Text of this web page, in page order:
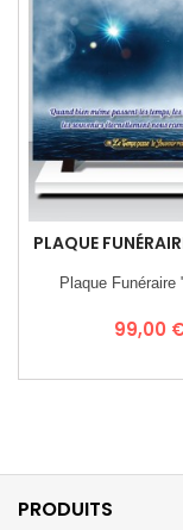
PLAQUE
Plaque Funéraire
Prix
99,00
PRODUITS